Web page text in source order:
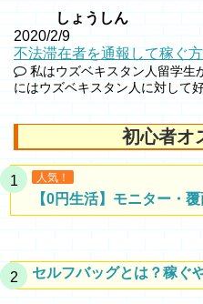
しょうしん
2020/2/9
不法滞在者を通報して稼ぐ
私はウズベキスタン人留学生
にはウズベキスタン人に対して
初心者オ
人気！
【0円生活】モニター・
セルフバッグとは？稼ぐ